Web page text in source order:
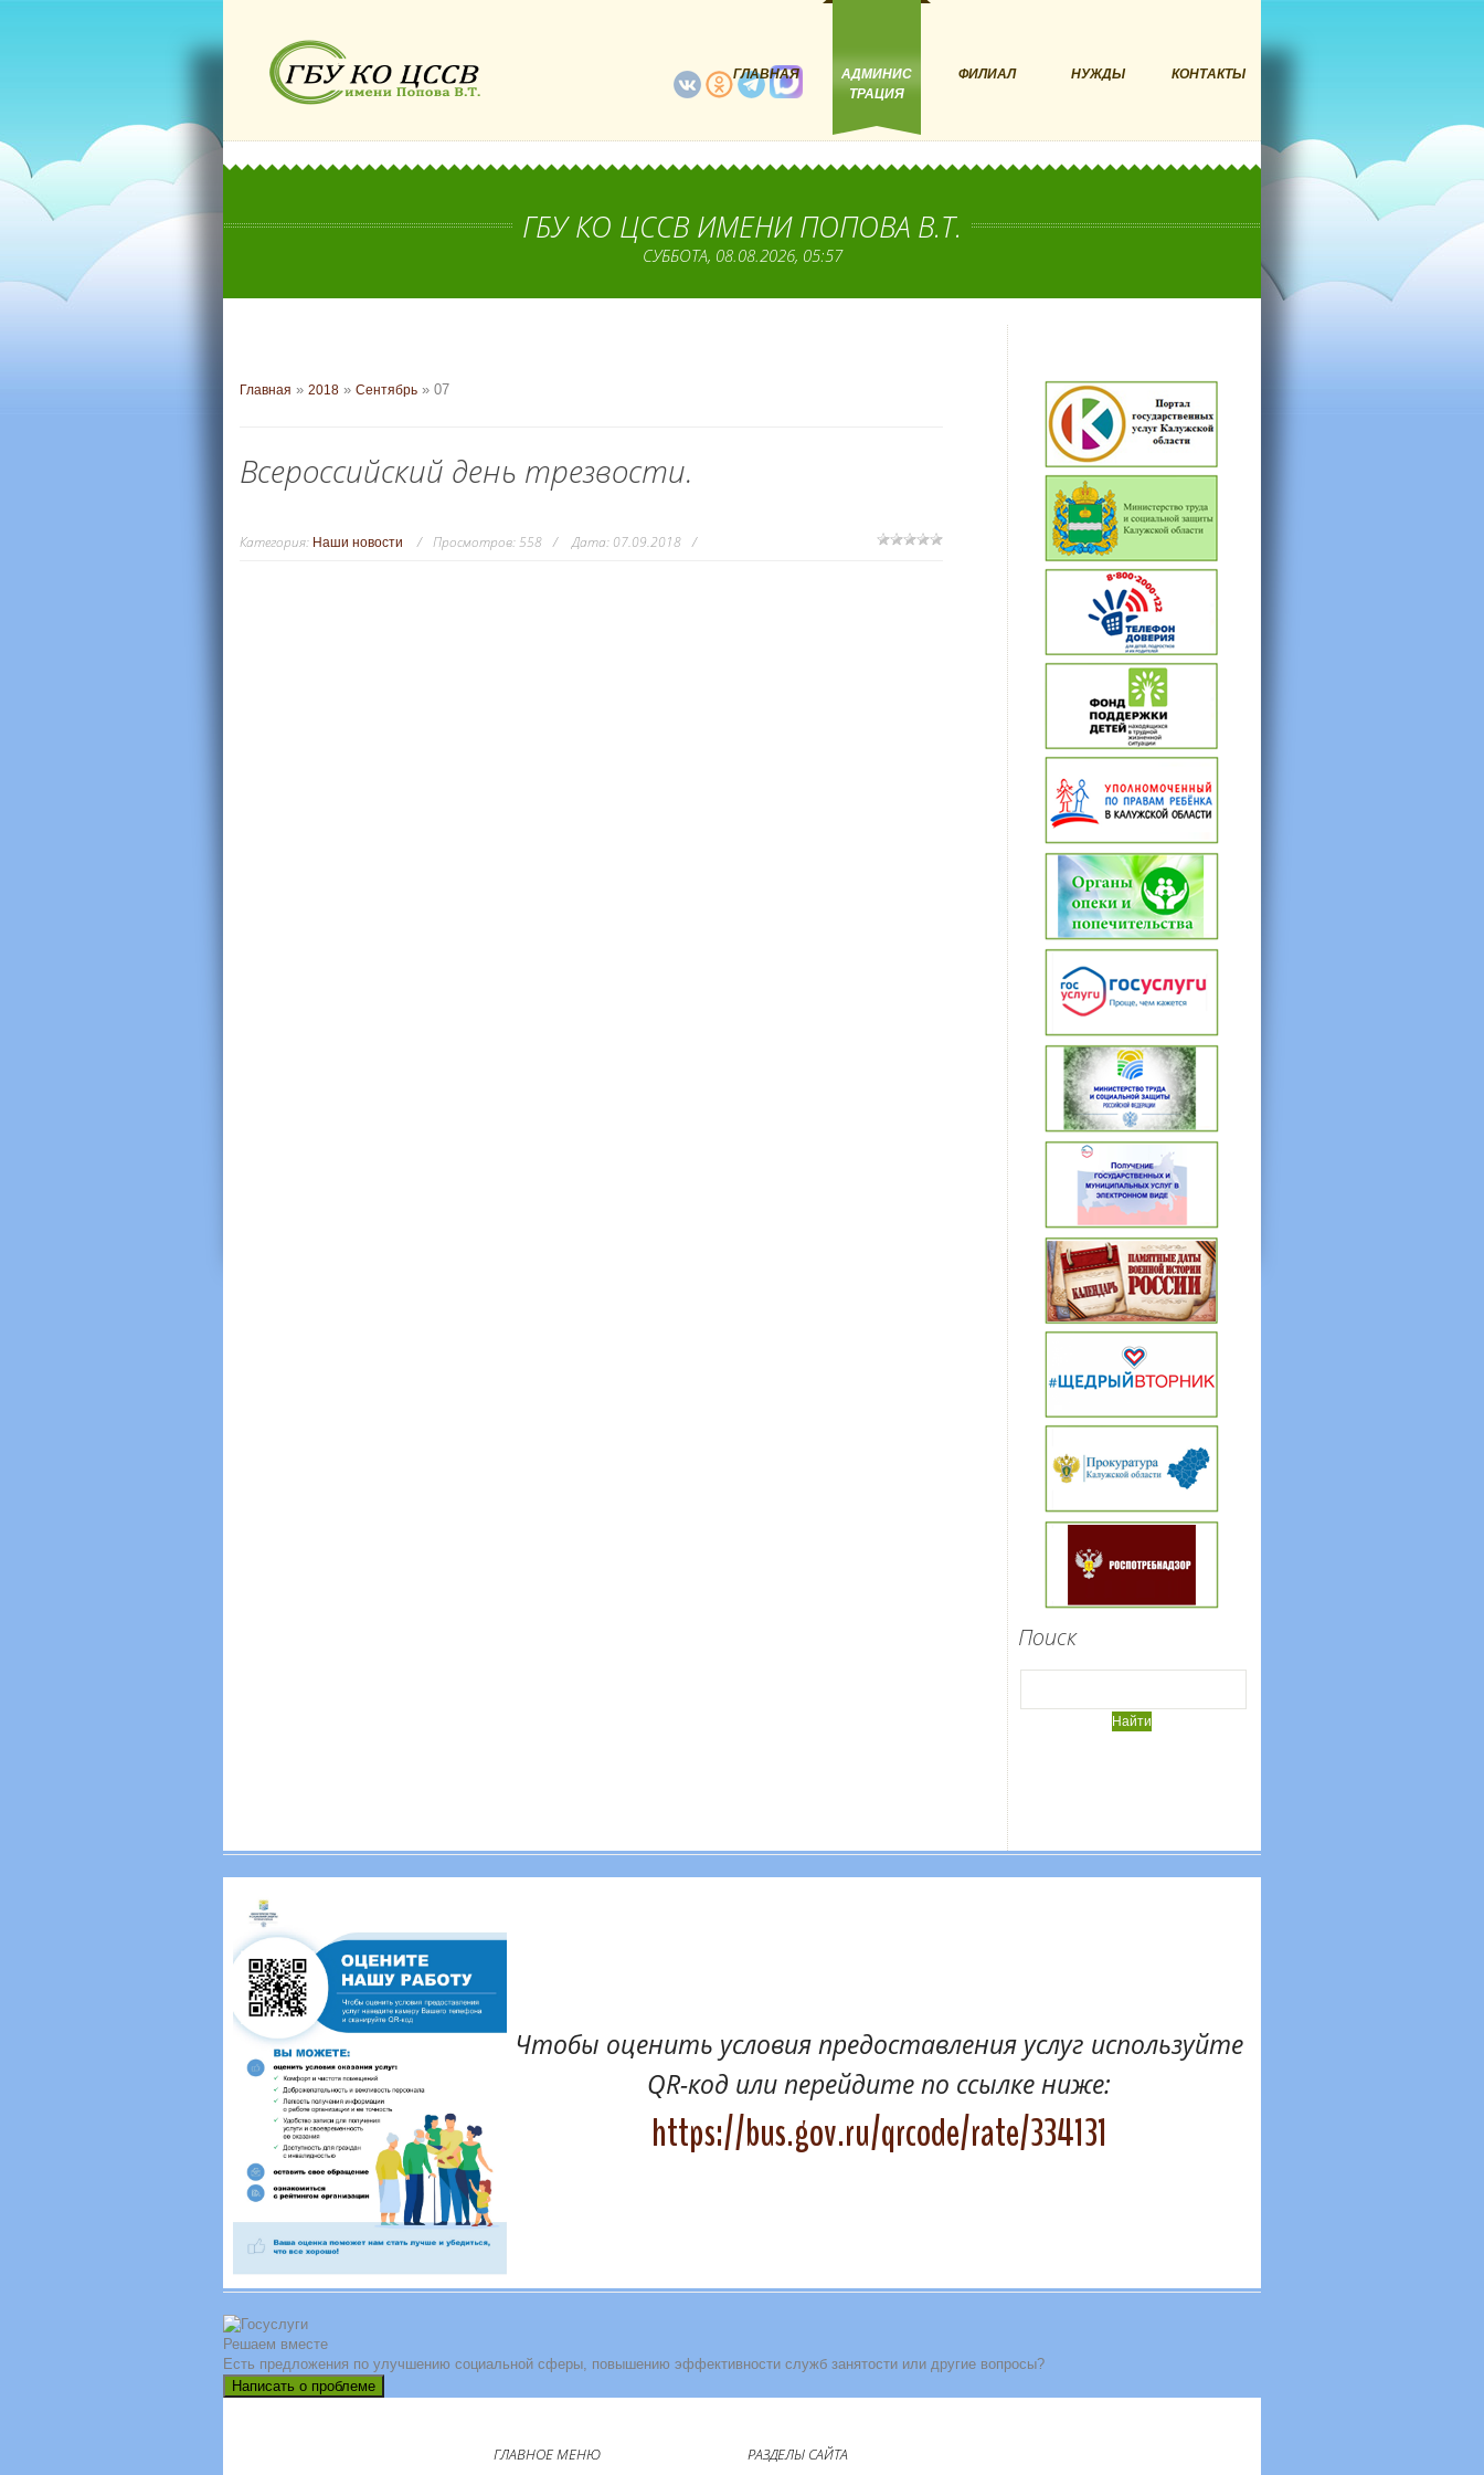
ГЛАВНАЯ
АДМИНИС
ТРАЦИЯ
ФИЛИАЛ НУЖДЫ КОНТАКТЫ
ГБУ КО ЦССВ ИМЕНИ ПОПОВА В.Т.
СУББОТА, 08.08.2026, 05:57
Главная » 2018 » Сентябрь » 07
Всероссийский день трезвости.
Категория: Наши новости Просмотров:558 Дата: 07.09.2018
Поиск
Чтобы оценить условия предоставления услуг используйте
QR-код или перейдите по ссылке ниже:
https://bus.gov.ru/qrcode/rate/334131
Решаем вместе
Есть предложения по улучшению социальной сферы, повышению эффективности служб занятости или другие вопросы?
Написать о проблеме
ГЛАВНОЕ МЕНЮ РАЗДЕЛЫ САЙТА